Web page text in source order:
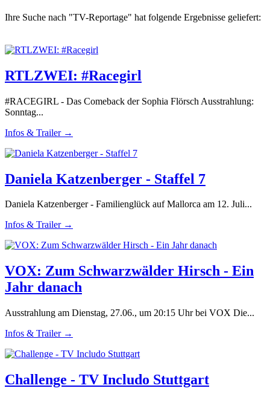
Ihre Suche nach "TV-Reportage" hat folgende Ergebnisse geliefert:
RTLZWEI: #Racegirl
#RACEGIRL - Das Comeback der Sophia Flörsch Ausstrahlung:
Sonntag...
Infos & Trailer →
Daniela Katzenberger - Staffel 7
Daniela Katzenberger - Familienglück auf Mallorca am 12. Juli...
Infos & Trailer →
VOX: Zum Schwarzwälder Hirsch - Ein
Jahr danach
Ausstrahlung am Dienstag, 27.06., um 20:15 Uhr bei VOX Die...
Infos & Trailer →
Challenge - TV Includo Stuttgart